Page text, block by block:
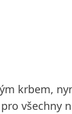
krbem,
všechny